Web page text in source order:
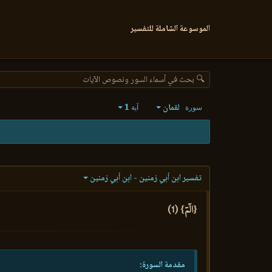
الموسوعة الشاملة للتفسير
🔍 بحث في أسماء السور ونصوص الآيات
سورة لقمان آية 1
تفسير ابن أبي زمنين - ابن أبي زمنين
{الٓمٓ} (1)
مقدمة السورة: